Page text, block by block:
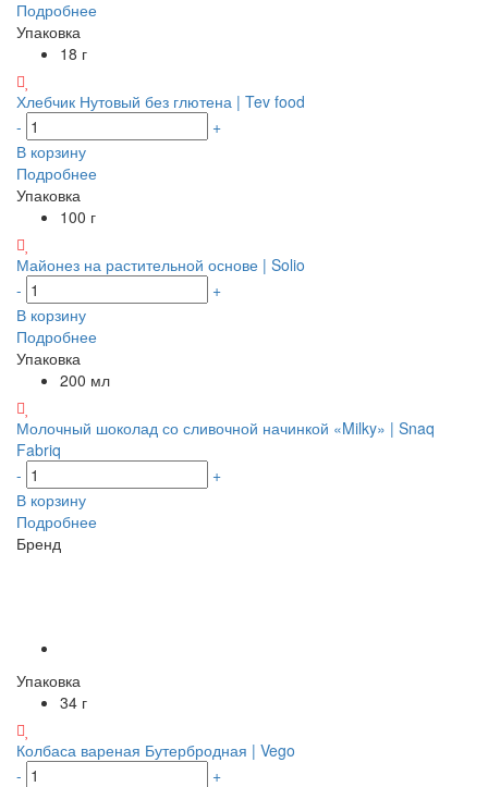
Подробнее
Упаковка
18 г
Хлебчик Нутовый без глютена | Tev food
-
+
В корзину
Подробнее
Упаковка
100 г
Майонез на растительной основе | Solio
-
+
В корзину
Подробнее
Упаковка
200 мл
Молочный шоколад со сливочной начинкой «Milky» | Snaq
Fabriq
-
+
В корзину
Подробнее
Бренд
Упаковка
34 г
Колбаса вареная Бутербродная | Vego
-
+